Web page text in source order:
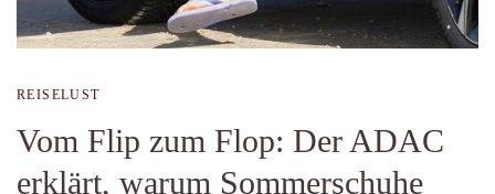
REISELUST
Vom Flip zum Flop: Der ADAC
erklärt, warum Sommerschuhe